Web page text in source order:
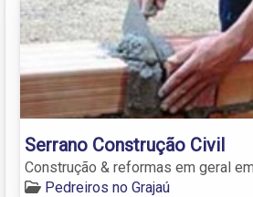
Serrano Construção Civil
Construção & reformas em geral em
Pedreiros no Grajaú